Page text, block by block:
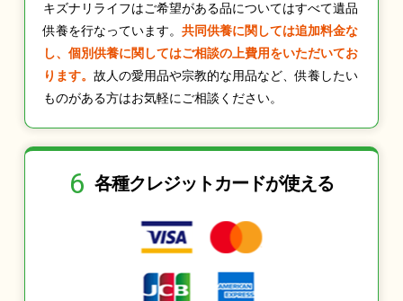
キズナリライフはご希望がある品についてはすべて遺品
供養を行なっています。 共同供養に関しては追加料金な
し、個別供養に関してはご相談の上費用をいただいてお
ります。 故人の愛用品や宗教的な用品など、供養したい
ものがある方はお気軽にご相談ください。
6 各種クレジットカードが使える